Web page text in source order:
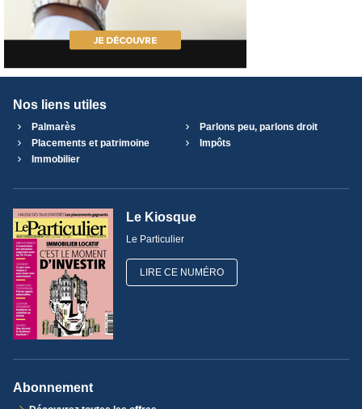
Nos liens utiles
Palmarès
Parlons peu, parlons droit
Placements et patrimoine
Impôts
Immobilier
Le Kiosque
Le Particulier
LIRE CE NUMÉRO
Abonnement